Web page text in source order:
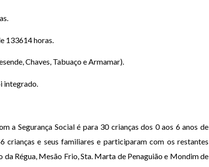
133614 horas.
Chaves, Tabuaço e Armamar).
integrado.
a Segurança Social é para 30 crianças dos 0 aos 6 anos de
crianças e seus familiares e participaram com os restantes
Régua, Mesão Frio, Sta. Marta de Penaguião e Mondim de